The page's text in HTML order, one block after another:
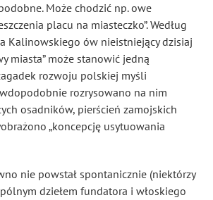
Może chodzić np. owe
placu na miasteczko”. Według
Kalinowskiego ów nieistniejący dzisiaj
miasta” może stanowić jedną
rozwoju polskiej myśli
rozrysowano na nim
osadników, pierścień zamojskich
„koncepcję usytuowania
nie powstał spontanicznie (niektórzy
dziełem fundatora i włoskiego